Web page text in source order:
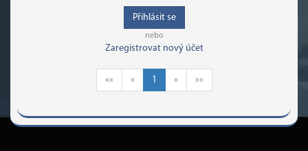
Přihlásit se
nebo
Zaregistrovat nový účet
«« « 1 » »»